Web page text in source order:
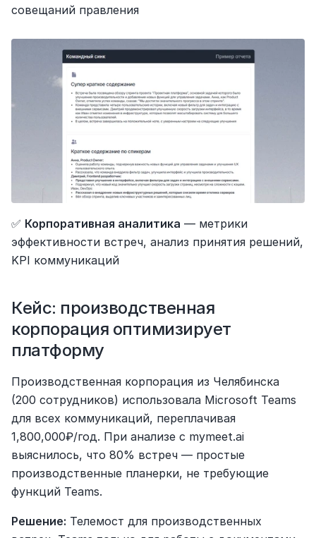
совещаний правления
✅ Корпоративная аналитика — метрики
эффективности встреч, анализ принятия решений,
KPI коммуникаций
Кейс: производственная
корпорация оптимизирует
платформу
Производственная корпорация из Челябинска
(200 сотрудников) использовала Microsoft Teams
для всех коммуникаций, переплачивая
1,800,000₽/год. При анализе с mymeet.ai
выяснилось, что 80% встреч — простые
производственные планерки, не требующие
функций Teams.
Решение: Телемост для производственных